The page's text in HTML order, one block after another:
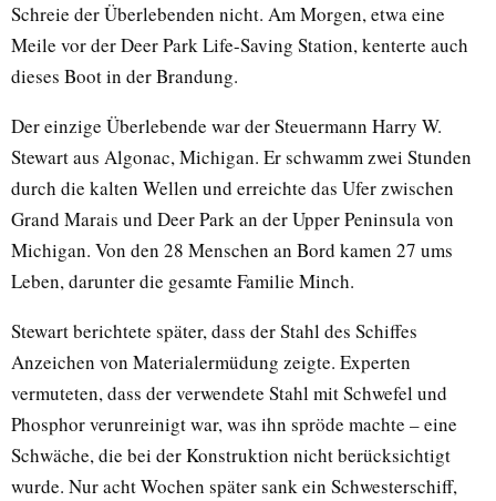
Schreie der Überlebenden nicht. Am Morgen, etwa eine
Meile vor der Deer Park Life-Saving Station, kenterte auch
dieses Boot in der Brandung.
Der einzige Überlebende war der Steuermann Harry W.
Stewart aus Algonac, Michigan. Er schwamm zwei Stunden
durch die kalten Wellen und erreichte das Ufer zwischen
Grand Marais und Deer Park an der Upper Peninsula von
Michigan. Von den 28 Menschen an Bord kamen 27 ums
Leben, darunter die gesamte Familie Minch.
Stewart berichtete später, dass der Stahl des Schiffes
Anzeichen von Materialermüdung zeigte. Experten
vermuteten, dass der verwendete Stahl mit Schwefel und
Phosphor verunreinigt war, was ihn spröde machte – eine
Schwäche, die bei der Konstruktion nicht berücksichtigt
wurde. Nur acht Wochen später sank ein Schwesterschiff,